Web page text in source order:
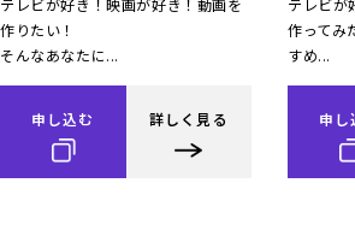
テレビが好き！映画が好き！動画を
作りたい！
そんなあなたに...
申し込む 詳しく見る
テレビが
作ってみ
すめ...
申し